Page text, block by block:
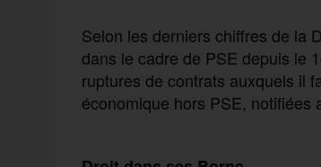
Selon les derniers chiffres de la
dans le cadre de PSE depuis le
ruptures de contrats auxquels il
économique hors PSE, notifiées